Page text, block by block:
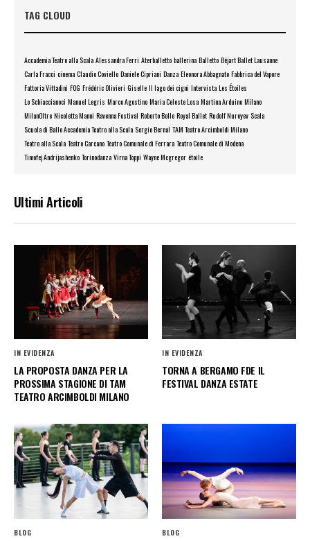
TAG CLOUD
Accademia Teatro alla Scala Alessandra Ferri Aterballetto ballerina Balletto Béjart Ballet Lausanne
Carla Fracci cinema Claudio Coviello Daniele Cipriani Danza Eleonora Abbagnato Fabbrica del Vapore
Fattoria Vittadini FOG Frédéric Olivieri Giselle Il lago dei cigni Intervista Les Étoiles
Lo Schiaccianoci Manuel Legris Marco Agostino Maria Celeste Losa Martina Arduino Milano
MilanOltre Nicoletta Manni Ravenna Festival Roberto Bolle Royal Ballet Rudolf Nureyev Scala
Scuola di Ballo Accademia Teatro alla Scala Sergio Bernal TAM Teatro Arcimboldi Milano
Teatro alla Scala Teatro Carcano Teatro Comunale di Ferrara Teatro Comunale di Modena
Timofej Andrijashenko Torinodanza Virna Toppi Wayne Mcgregor étoile
Ultimi Articoli
IN EVIDENZA
LA PROPOSTA DANZA PER LA
PROSSIMA STAGIONE DI TAM
TEATRO ARCIMBOLDI MILANO
IN EVIDENZA
TORNA A BERGAMO FDE IL
FESTIVAL DANZA ESTATE
BLOG BLOG